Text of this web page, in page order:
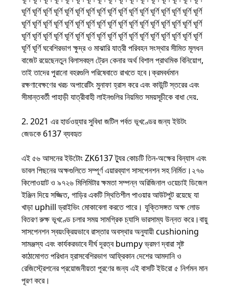
ঘূর্ণি ঘূর্ণি ঘূর্ণি ঘূর্ণি ঘূর্ণি ঘূর্ণি ঘূর্ণি ঘূর্ণি ঘূর্ণি ঘূর্ণি ঘূর্ণি ঘূর্ণি ঘূর্ণি ঘূর্ণি ঘূর্ণি ঘূর্ণি ঘূর্ণি
ঘূর্ণি ঘূর্ণি ঘূর্ণি ঘূর্ণি ঘূর্ণি ঘূর্ণি ঘূর্ণি ঘূর্ণি ঘূর্ণি ঘূর্ণি ঘূর্ণি ঘূর্ণি ঘূর্ণি ঘূর্ণি ঘূর্ণি ঘূর্ণি ঘূর্ণি
ঘূর্ণি ঘূর্ণি ঘূর্ণি ঘূর্ণি ঘূর্ণি ঘূর্ণি ঘূর্ণি ঘূর্ণি ঘূর্ণি ঘূর্ণি ঘূর্ণি ঘূর্ণি ঘূর্ণি ঘূর্ণি ঘূর্ণি ঘূর্ণি ঘূর্ণি
ঘূর্ণি ঘূর্ণি ঘবেশিরভাগ ক্ষুদ্র ও মাঝারি যাত্রী পরিবহন সংস্থার সীমিত মূলধন
বাজেট রয়েছেনতুন বিলাসবহুল ট্রেন কেনার অর্থ বিশাল প্রাথমিক বিনিয়োগ,
তাই তাদের পুরানো বহরগুলি পরিষেবাতে রাখতে হবে।ক্রমবর্ধমান
রক্ষণাবেক্ষণের খরচ অপারেটিং মুনাফা হ্রাস করে এবং কাউন্টি স্তরের এবং
সীমান্তবর্তী পাহাড়ী যাত্রীবাহী লাইনগুলির নিয়মিত সময়সূচীকে বাধা দেয়.
2. 2021 এর হার্ডওয়্যার সুবিধা জটিল পর্বত ভূখণ্ডের জন্য ইউটং
জেডকে 6137 ব্যবহৃত
এই ৫৬ আসনের ইউটোং ZK6137 ট্যুর কোচটি তিন-অক্ষের বিন্যাস এবং
ডাবল পিছনের অক্ষগুলিতে সম্পূর্ণ এয়ারব্যাগ সাসপেনশন সহ নির্মিত।২৭৬
কিলোওয়াট ও ৯৭২৬ মিলিমিটার ক্ষমতা সম্পন্ন অরিজিনাল ওয়েচাই ডিজেল
ইঞ্জিন দিয়ে সজ্জিত, গাড়ির একটি স্থিতিশীল পাওয়ার আউটপুট রয়েছে যা
খাড়া uphill ড্রাইভিং মোকাবেলা করতে পারে। যুক্তিসঙ্গত অক্ষ লোড
বিতরণ রুক্ষ ভূখণ্ডে চলার সময় সামগ্রিক চ্যাসি ভারসাম্য উন্নত করে।বায়ু
সাসপেনশন স্বয়ংক্রিয়ভাবে রাস্তার অবস্থার অনুযায়ী cushioning
সামঞ্জস্য এবং কার্যকরভাবে দীর্ঘ দূরত্ব bumpy ভ্রমণ দ্বারা সৃষ্ট
কাঠামোগত পরিধান হ্রাসবেশিরভাগ আফ্রিকান দেশের আমদানি ও
রেজিস্ট্রেশনের প্রয়োজনীয়তা পূরণের জন্য এই বাসটি ইউরো ৫ নির্গমন মান
পূরণ করে।